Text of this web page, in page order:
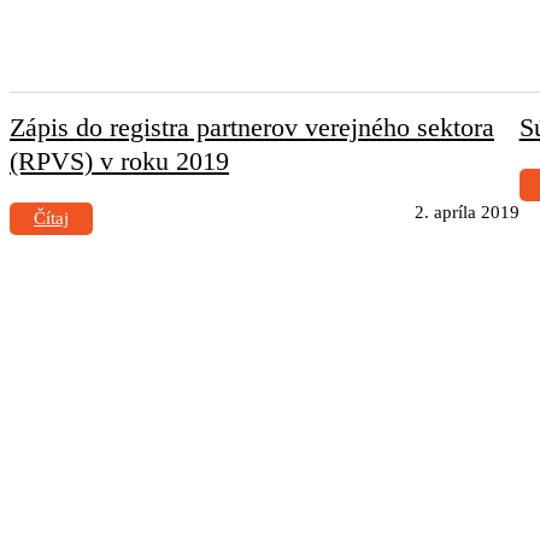
Zápis do registra partnerov verejného sektora
(RPVS) v roku 2019
2. apríla 2019
Čítaj